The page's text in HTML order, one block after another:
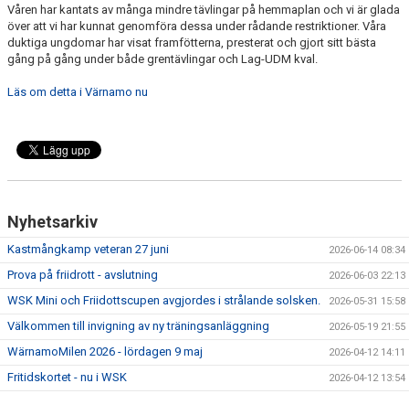
SPONSORSIDAN
Våren har kantats av många mindre tävlingar på hemmaplan och vi är glada
över att vi har kunnat genomföra dessa under rådande restriktioner. Våra
duktiga ungdomar har visat framfötterna, presterat och gjort sitt bästa
gång på gång under både grentävlingar och Lag-UDM kval.
Läs om detta i Värnamo nu
Nyhetsarkiv
Kastmångkamp veteran 27 juni 2026-06-14 08:34
Prova på friidrott - avslutning 2026-06-03 22:13
WSK Mini och Friidottscupen avgjordes i strålande solsken. 2026-05-31 15:58
Välkommen till invigning av ny träningsanläggning 2026-05-19 21:55
WärnamoMilen 2026 - lördagen 9 maj 2026-04-12 14:11
Fritidskortet - nu i WSK 2026-04-12 13:54